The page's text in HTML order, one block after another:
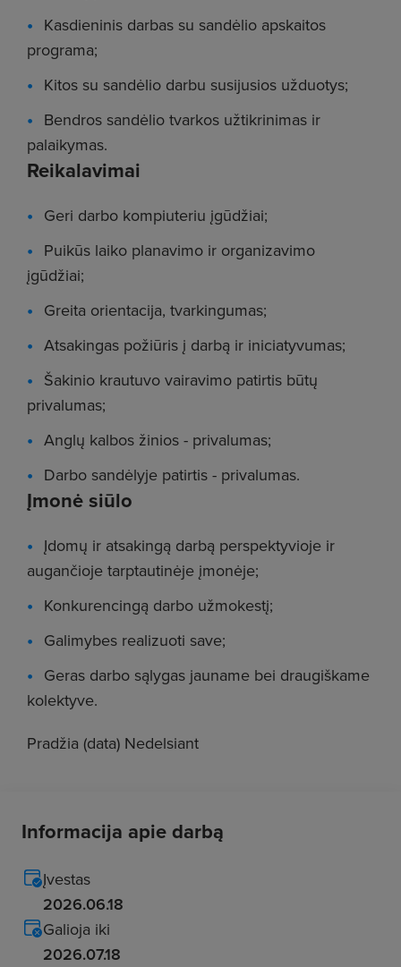
Kasdieninis darbas su sandėlio apskaitos
programa;
Kitos su sandėlio darbu susijusios užduotys;
Bendros sandėlio tvarkos užtikrinimas ir
palaikymas.
Reikalavimai
Geri darbo kompiuteriu įgūdžiai;
Puikūs laiko planavimo ir organizavimo
įgūdžiai;
Greita orientacija, tvarkingumas;
Atsakingas požiūris į darbą ir iniciatyvumas;
Šakinio krautuvo vairavimo patirtis būtų
privalumas;
Anglų kalbos žinios - privalumas;
Darbo sandėlyje patirtis - privalumas.
Įmonė siūlo
Įdomų ir atsakingą darbą perspektyvioje ir
augančioje tarptautinėje įmonėje;
Konkurencingą darbo užmokestį;
Galimybes realizuoti save;
Geras darbo sąlygas jauname bei draugiškame
kolektyve.
Pradžia (data) Nedelsiant
Informacija apie darbą
Įvestas
2026.06.18
Galioja iki
2026.07.18